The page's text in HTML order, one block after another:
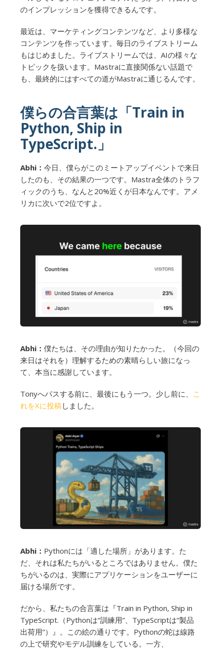
のインプレッションを獲得できるんです。
最近は、マーケティングコンテンツなど、より多様な
コンテンツを作っています。毎日のライブストリーム
もはじめました。ライブストリームでは、AIの様々な
トピックを扱います。Mastraに直接関係ない話題で
も、最終的にはすべての道がMastraに通じるんです。
僕らの合言葉は「Train in
Python, Ship in
TypeScript.」
Abhi： 今日、僕らがこのミートアップイベントで来日
したのも、その結果の一つです。Mastra全体のトラフ
ィックのうち、なんと20%近くが日本なんです。アメ
リカに次いで2位ですよ。
Abhi： 僕たちは、その理由が知りたかった。（今回の
来日はそれを）理解するための素晴らしい旅になっ
て、本当に感謝しています。
Tonyへパスする前に、最後にもう一つ。少し前に、 こ
れをXに投稿しました。
Abhi： Pythonには「適した場所」があります。た
だ、それは私たちがいるところではありません。僕た
ちがいるのは、実際にアプリケーションをユーザーに
届ける場所です。
だから、私たちの合言葉は『Train in Python, Ship in
TypeScript.（Pythonは“訓練用”、TypeScriptは“製品
出荷用”）』。この絵の通りです。Pythonの蛇は線路
の上で研究やモデル訓練をしている。一方、